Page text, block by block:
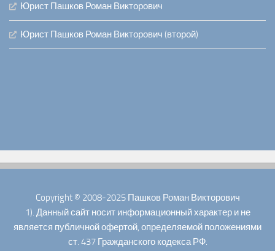
Юрист Пашков Роман Викторович
Юрист Пашков Роман Викторович (второй)
Copyright © 2008-2025 Пашков Роман Викторович
1). Данный сайт носит информационный характер и не
является публичной офертой, определяемой положениями
ст. 437 Гражданского кодекса РФ.